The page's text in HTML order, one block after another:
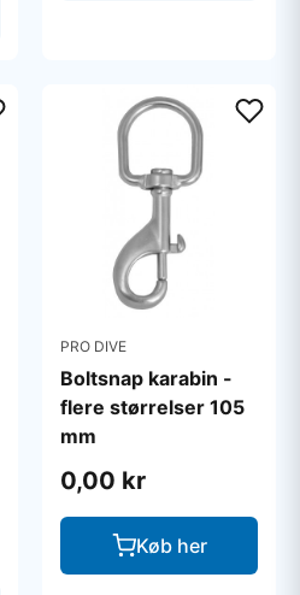
PRO DIVE
Boltsnap karabin -
flere størrelser 105
mm
0,00 kr
Køb her